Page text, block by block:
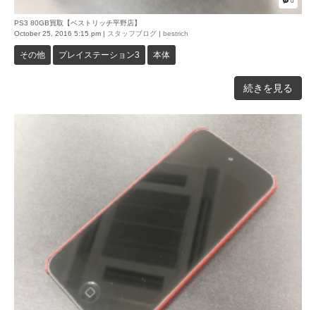
PS3 80GB買取【ベストリッチ平野店】
October 25, 2016 5:15 pm | スタッフブログ | bestrich
その他 プレイステーション3 本体
続きを見る